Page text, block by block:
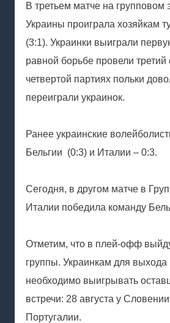
В третьем матче на групповом
Украины проиграла хозяйкам
(3:1). Украинки выиграли
равной борьбе провели третий
четвертой партиях польки
переиграли украинок.
Ранее украинские
Бельгии (0:3) и Италии – 0:3.
Сегодня, в другом матче в
Италии победила команду
Отметим, что в плей-офф
группы. Украинкам для
необходимо выигрывать
встречи: 28 августа у
Португалии.